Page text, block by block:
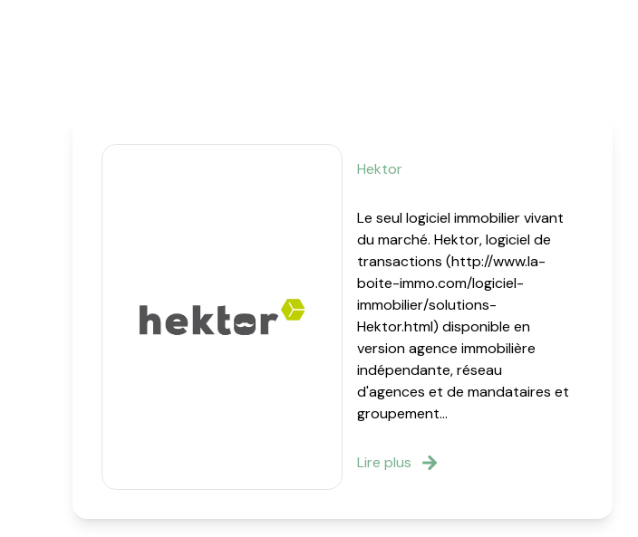
Hektor
Le seul logiciel immobilier vivant
du marché. Hektor, logiciel de
transactions (http://www.la-
boite-immo.com/logiciel-
immobilier/solutions-
Hektor.html) disponible en
version agence immobilière
indépendante, réseau
d'agences et de mandataires et
groupement...
Lire plus